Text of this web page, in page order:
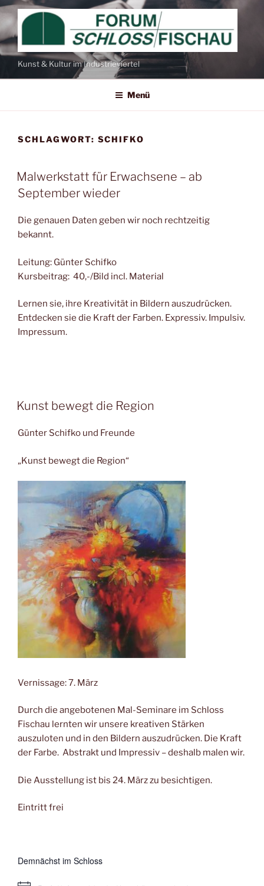
Zum
Inhalt
springen
Kunst & Kultur im Industrieviertel
Menü
SCHLAGWORT: SCHIFKO
Malwerkstatt für Erwachsene – ab
September wieder
Die genauen Daten geben wir noch rechtzeitig
bekannt.
Leitung: Günter Schifko
Kursbeitrag: 40,-/Bild incl. Material
Lernen sie, ihre Kreativität in Bildern auszudrücken.
Entdecken sie die Kraft der Farben. Expressiv. Impulsiv.
Impressum.
Kunst bewegt die Region
Günter Schifko und Freunde
„Kunst bewegt die Region“
Vernissage: 7. März
Durch die angebotenen Mal-Seminare im Schloss
Fischau lernten wir unsere kreativen Stärken
auszuloten und in den Bildern auszudrücken. Die Kraft
der Farbe. Abstrakt und Impressiv – deshalb malen wir.
Die Ausstellung ist bis 24. März zu besichtigen.
Eintritt frei
Demnächst im Schloss